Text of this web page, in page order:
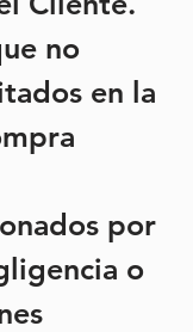
no
en la
por
o